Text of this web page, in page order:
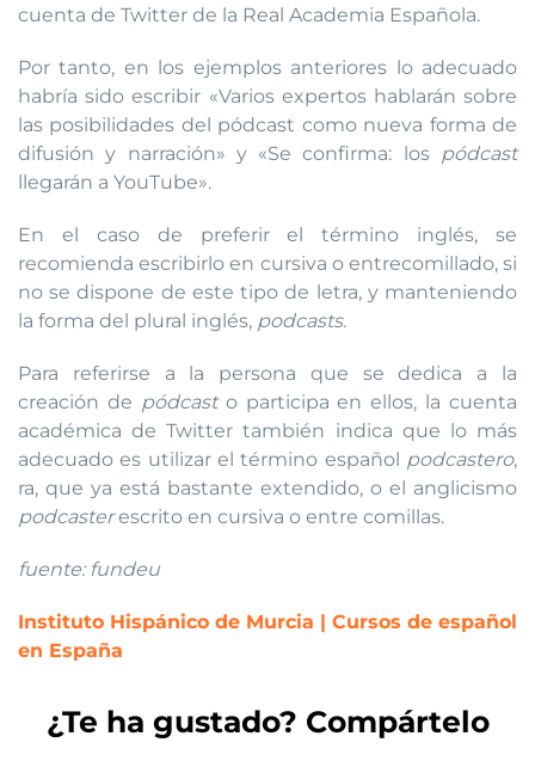
cuenta de Twitter de la Real Academia Española.
Por tanto, en los ejemplos anteriores lo adecuado
habría sido escribir «Varios expertos hablarán sobre
las posibilidades del pódcast como nueva forma de
difusión y narración» y «Se confirma: los pódcast
llegarán a YouTube».
En el caso de preferir el término inglés, se
recomienda escribirlo en cursiva o entrecomillado, si
no se dispone de este tipo de letra, y manteniendo
la forma del plural inglés, podcasts.
Para referirse a la persona que se dedica a la
creación de pódcasto participa en ellos, la cuenta
académica de Twitter también indica que lo más
adecuado es utilizar el término español podcastero,
ra, que ya está bastante extendido, o el anglicismo
podcasterescrito en cursiva o entre comillas.
fuente: fundeu
Instituto Hispánico de Murcia | Cursos de español
en España
¿Te ha gustado? Compártelo